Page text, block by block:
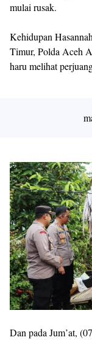
mulai rusak.
Kehidupan
Timur, Polda Aceh
haru melihat
Dan pada Jum’at,